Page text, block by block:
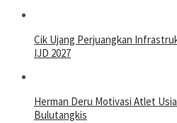
Cik Ujang Perjuangkan
IJD 2027
Herman Deru Motivasi Atlet
Bulutangkis